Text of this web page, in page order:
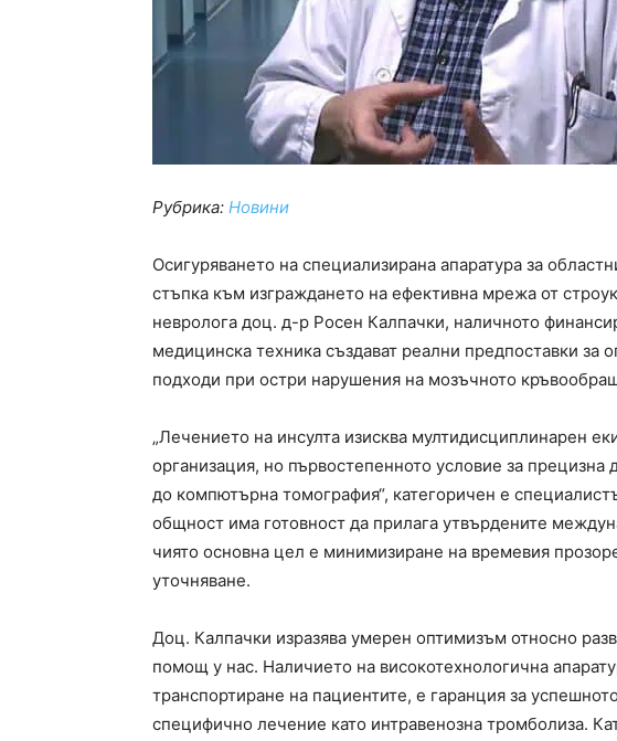
Рубрика: Новини
Осигуряването на специализирана апаратура за
стъпка към изграждането на ефективна мрежа от
невролога доц. д-р Росен Калпачки, наличното
медицинска техника създават реални предпоставки за
подходи при остри нарушения на мозъчното
„Лечението на инсулта изисква мултидисциплинарен
организация, но първостепенното условие за прецизна
до компютърна томография“, категоричен е
общност има готовност да прилага утвърдените
чиято основна цел е минимизиране на времевия
уточняване.
Доц. Калпачки изразява умерен оптимизъм относно
помощ у нас. Наличието на високотехнологична
транспортиране на пациентите, е гаранция за
специфично лечение като интравенозна тромболиза.